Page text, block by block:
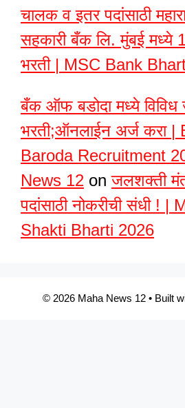
चालक व इतर पदांसाठी
सहकारी बँक लि. मुंबई मध्ये
भरती | MSC Bank
बँक ऑफ बडोदा मध्ये विविध
भरती;ऑनलाईन अर्ज करा |
Baroda Recruitment
News 12 onजलशक्ती
पदांसाठी नोकरीची संधी !
Shakti Bharti 2026
© 2026 Maha News 12• Built